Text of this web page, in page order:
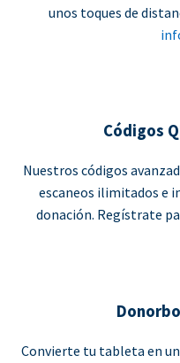
unos toques de
Códigos
Nuestros códigos
escaneos ilimitados e
donación. Regístrate
Convierte tu tableta en un